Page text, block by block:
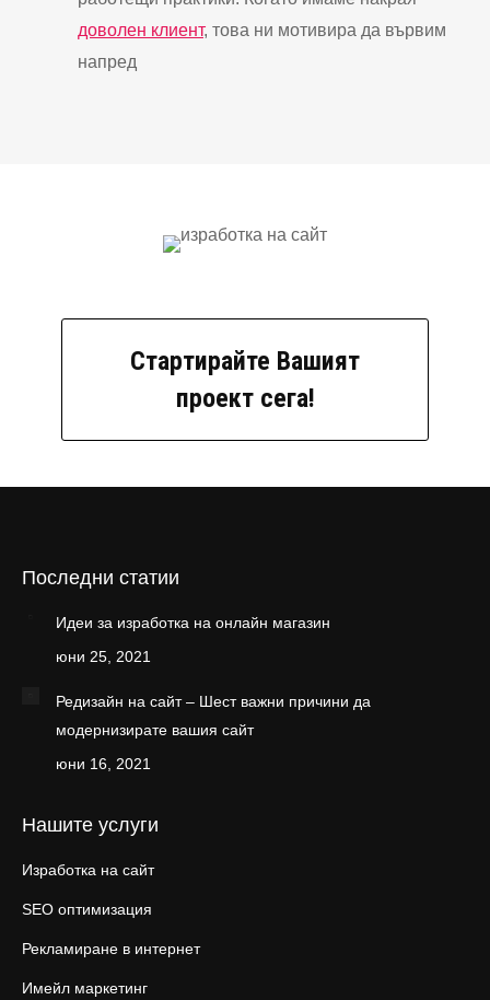
доволен клиент, това ни мотивира да вървим
напред
Стартирайте Вашият
проект сега!
Последни статии
Идеи за изработка на онлайн магазин
юни 25, 2021
Редизайн на сайт – Шест важни причини да
модернизирате вашия сайт
юни 16, 2021
Нашите услуги
Изработка на сайт
SEO оптимизация
Рекламиране в интернет
Имейл маркетинг